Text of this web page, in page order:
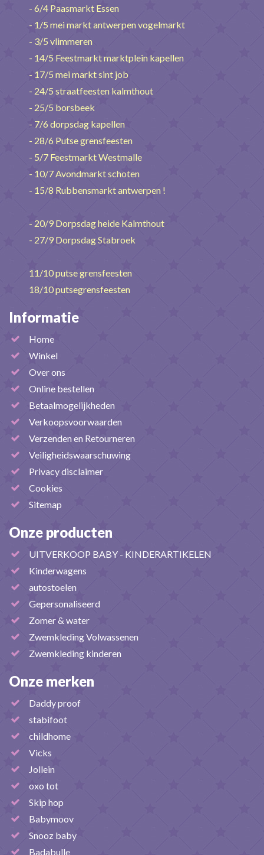
- 6/4 Paasmarkt Essen
- 1/5 mei markt antwerpen vogelmarkt
- 3/5 vlimmeren
- 14/5 Feestmarkt marktplein kapellen
- 17/5 mei markt sint job
- 24/5 straatfeesten kalmthout
- 25/5 borsbeek
- 7/6 dorpsdag kapellen
- 28/6 Putse grensfeesten
- 5/7 Feestmarkt Westmalle
- 10/7 Avondmarkt schoten
- 15/8 Rubbensmarkt antwerpen !
- 20/9 Dorpsdag heide Kalmthout
- 27/9 Dorpsdag Stabroek
11/10 putse grensfeesten
18/10 putsegrensfeesten
Informatie
Home
Winkel
Over ons
Online bestellen
Betaalmogelijkheden
Verkoopsvoorwaarden
Verzenden en Retourneren
Veiligheidswaarschuwing
Privacy disclaimer
Cookies
Sitemap
Onze producten
UITVERKOOP BABY - KINDERARTIKELEN
Kinderwagens
autostoelen
Gepersonaliseerd
Zomer & water
Zwemkleding Volwassenen
Zwemkleding kinderen
Onze merken
Daddy proof
stabifoot
childhome
Vicks
Jollein
oxo tot
Skip hop
Babymoov
Snooz baby
Badabulle